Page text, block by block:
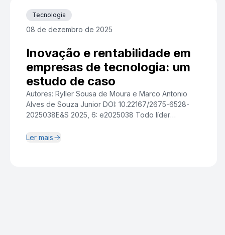
Tecnologia
08 de dezembro de 2025
Inovação e rentabilidade em
empresas de tecnologia: um
estudo de caso
Autores: Ryller Sousa de Moura e Marco Antonio
Alves de Souza Junior DOI: 10.22167/2675-6528-
2025038E&S 2025, 6: e2025038 Todo líder
pressão por resultados de curto prazo, expressos
Ler mais